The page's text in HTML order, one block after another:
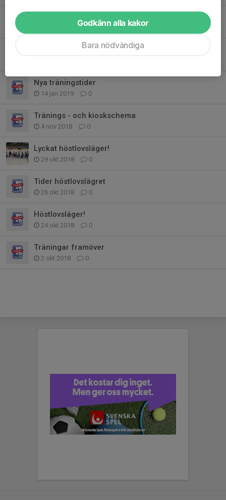
0
Nytt försök fotografering - 28/1
Nya träningstider
14 jan 2019 0
Tränings - och kioskschema
4 nov 2018 0
Lyckat höstlovsläger!
29 okt 2018 0
Tider höstlovslägret
26 okt 2018 0
Höstlovsläger!
24 okt 2018 0
Träningar framöver
2 okt 2018 0
Godkänn alla kakor
Bara nödvändiga